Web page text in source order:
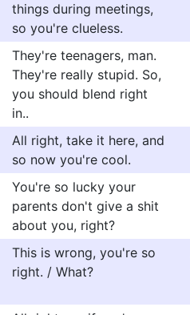
things during meetings,
so you're clueless.
They're teenagers, man.
They're really stupid. So,
you should blend right
in..
All right, take it here, and
so now you're cool.
You're so lucky your
parents don't give a shit
about you, right?
This is wrong, you're so
right. / What?